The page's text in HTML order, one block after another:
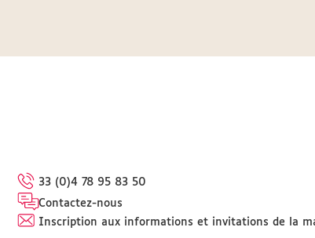
33 (0)4 78 95 83 50
Contactez-nous
Inscription aux informations et invitations de la